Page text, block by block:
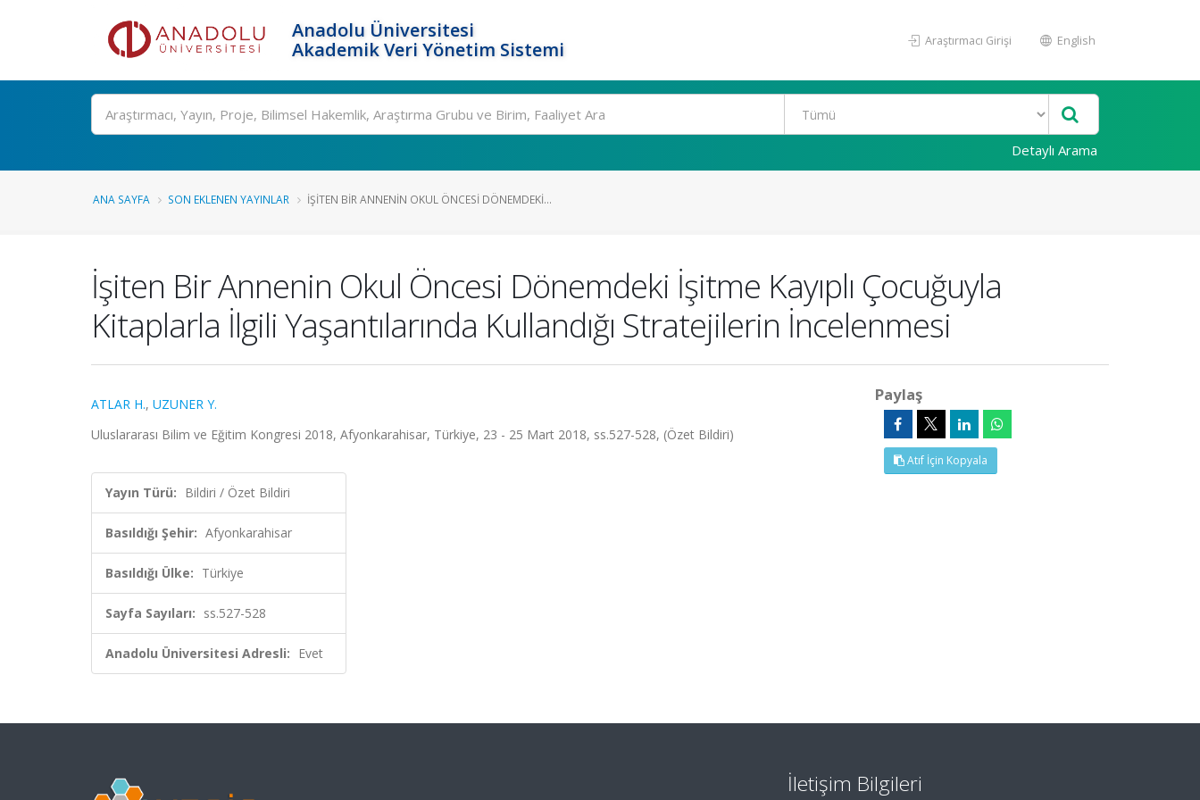
Anadolu Üniversitesi
Akademik Veri Yönetim Sistemi
Araştırmacı Girişi English
Ara
Detaylı Arama
ANA SAYFA SON EKLENEN YAYINLAR İŞITEN BIR ANNENIN OKUL ÖNCESI DÖNEMDEKI...
İşiten Bir Annenin Okul Öncesi Dönemdeki İşitme Kayıplı Çocuğuyla
Kitaplarla İlgili Yaşantılarında Kullandığı Stratejilerin İncelenmesi
ATLAR H., UZUNER Y.
Uluslararası Bilim ve Eğitim Kongresi 2018, Afyonkarahisar, Türkiye, 23 - 25 Mart 2018, ss.527-528, (Özet Bildiri)
Yayın Türü: Bildiri / Özet Bildiri
Basıldığı Şehir: Afyonkarahisar
Basıldığı Ülke: Türkiye
Sayfa Sayıları: ss.527-528
Anadolu Üniversitesi Adresli: Evet
Paylaş
Atıf İçin Kopyala
İletişim Bilgileri